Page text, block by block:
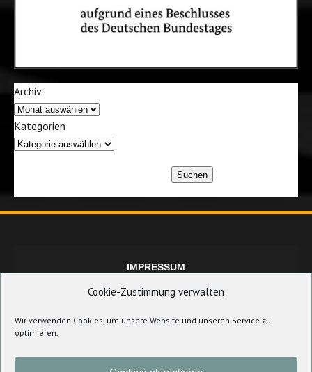
Cookie-Zustimmung verwalten
Wir verwenden Cookies, um unsere Website und unseren Service zu
optimieren.
Archiv
Kategorien
Suchen
IMPRESSUM
DATENSCHUTZERKLÄRUNG